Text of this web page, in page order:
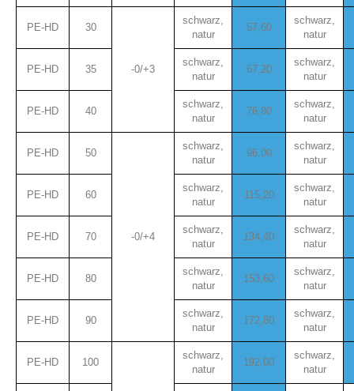
PE-HD 30
-0/+3
schwarz,
natur
57,60
schwarz,
natur
PE-HD 35
schwarz,
natur
67,20
schwarz,
natur
PE-HD 40
schwarz,
natur
76,80
schwarz,
natur
PE-HD 50
-0/+4
schwarz,
natur
96,00
schwarz,
natur
PE-HD 60
schwarz,
natur
115,20
schwarz,
natur
PE-HD 70
schwarz,
natur
134,40
schwarz,
natur
PE-HD 80
schwarz,
natur
153,60
schwarz,
natur
PE-HD 90
schwarz,
natur
172,80
schwarz,
natur
PE-HD 100
schwarz,
natur
192,00
schwarz,
natur